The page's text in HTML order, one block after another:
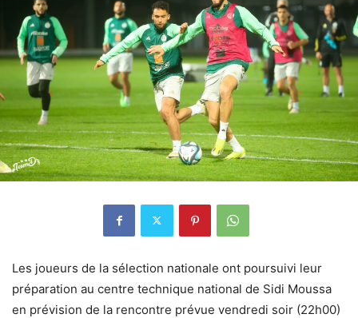
Les joueurs de la sélection nationale ont poursuivi leur
préparation au centre technique national de Sidi Moussa
en prévision de la rencontre prévue vendredi soir (22h00)